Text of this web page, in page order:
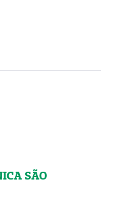
SÃO